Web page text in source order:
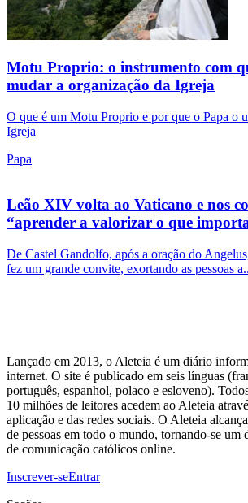
Motu Proprio: o instrumento com
mudar a organização da Igreja
O que é um Motu Proprio e por que o Papa o
Igreja
Papa
Leão XIV volta ao Vaticano e nos
“aprender a valorizar o que
De Castel Gandolfo, após a oração do
fez um grande convite, exortando as pessoas
Lançado em 2013, o Aleteia é um diário
internet. O site é publicado em seis línguas
português, espanhol, polaco e esloveno).
10 milhões de leitores acedem ao Aleteia
aplicação e das redes sociais. O Aleteia
de pessoas em todo o mundo, tornando-se um
de comunicação católicos online.
Inscrever-seEntrar